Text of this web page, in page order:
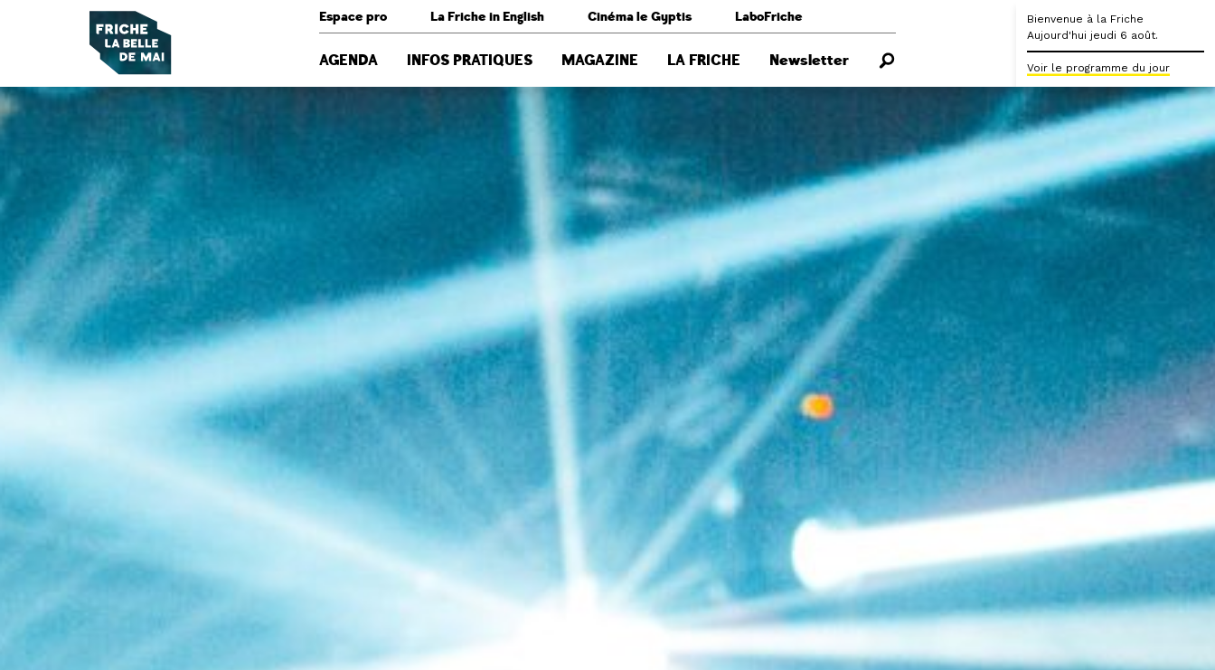
Espace pro La Friche in English Cinéma le Gyptis LaboFriche
AGENDA INFOS PRATIQUES MAGAZINE LA FRICHE Newsletter
Bienvenue à la Friche
Aujourd'hui jeudi 6 août.
Voir le programme du jour
Panneau de gestion des cookies